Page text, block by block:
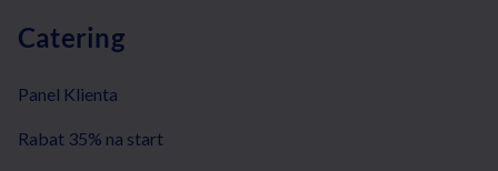
Catering
Panel Klienta
Rabat 35% na start